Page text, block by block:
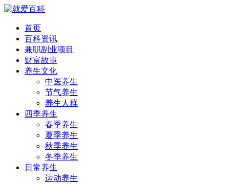
首页
百科资讯
兼职副业项目
财富故事
养生文化
中医养生
节气养生
养生人群
四季养生
春季养生
夏季养生
秋季养生
冬季养生
日常养生
运动养生